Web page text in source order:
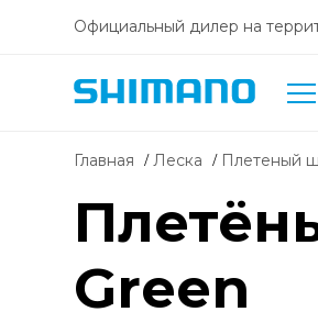
Официальный дилер на
Главная Леска плетеный
Green